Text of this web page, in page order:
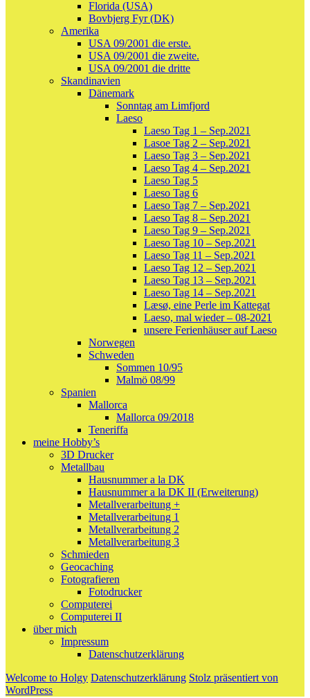
Florida (USA)
Bovbjerg Fyr (DK)
Amerika
USA 09/2001 die erste.
USA 09/2001 die zweite.
USA 09/2001 die dritte
Skandinavien
Dänemark
Sonntag am Limfjord
Laeso
Laeso Tag 1 – Sep.2021
Lasoe Tag 2 – Sep.2021
Laeso Tag 3 – Sep.2021
Laeso Tag 4 – Sep.2021
Laeso Tag 5
Laeso Tag 6
Laeso Tag 7 – Sep.2021
Laeso Tag 8 – Sep.2021
Laeso Tag 9 – Sep.2021
Laeso Tag 10 – Sep.2021
Laeso Tag 11 – Sep.2021
Laeso Tag 12 – Sep.2021
Laeso Tag 13 – Sep.2021
Laeso Tag 14 – Sep.2021
Læsø, eine Perle im Kattegat
Laeso, mal wieder – 08-2021
unsere Ferienhäuser auf Laeso
Norwegen
Schweden
Sommen 10/95
Malmö 08/99
Spanien
Mallorca
Mallorca 09/2018
Teneriffa
meine Hobby’s
3D Drucker
Metallbau
Hausnummer a la DK
Hausnummer a la DK II (Erweiterung)
Metallverarbeitung +
Metallverarbeitung 1
Metallverarbeitung 2
Metallverarbeitung 3
Schmieden
Geocaching
Fotografieren
Fotodrucker
Computerei
Computerei II
über mich
Impressum
Datenschutzerklärung
Welcome to Holgy Datenschutzerklärung Stolz präsentiert von
WordPress